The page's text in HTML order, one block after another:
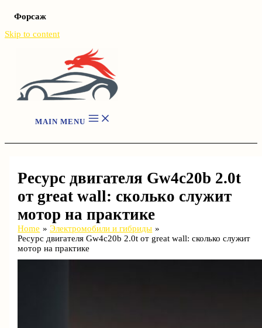
Форсаж
Skip to content
MAIN MENU
Ресурс двигателя Gw4c20b 2.0t
от great wall: сколько служит
мотор на практике
Home
Электромобили и гибриды
Ресурс двигателя Gw4c20b 2.0t от great wall: сколько служит
мотор на практике